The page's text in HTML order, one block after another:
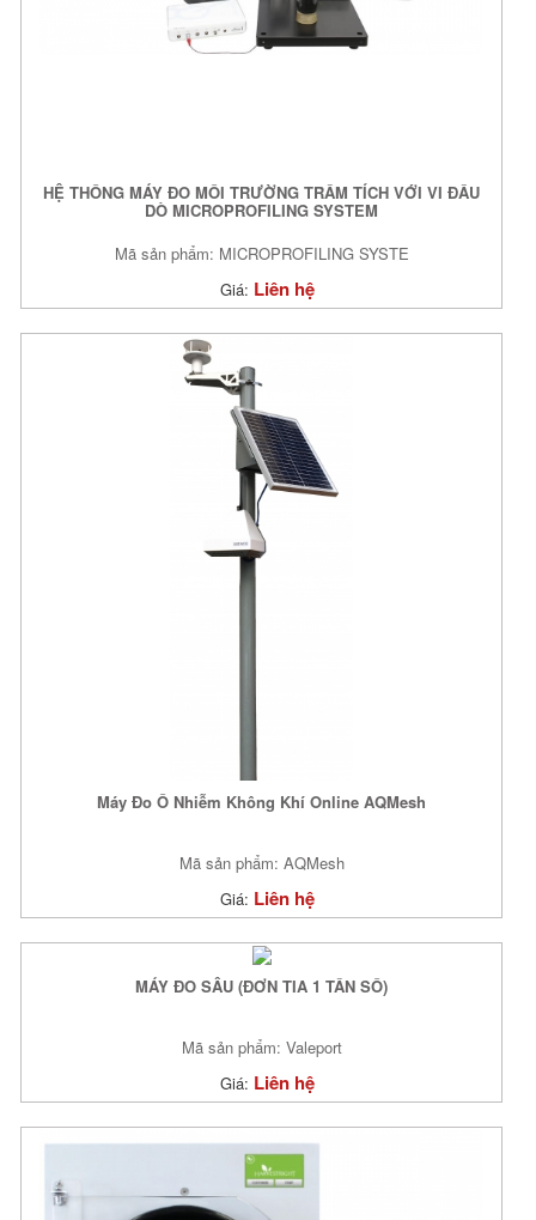
HỆ THỐNG MÁY ĐO MÔI TRƯỜNG TRẦM TÍCH VỚI VI ĐẦU
DÒ MICROPROFILING SYSTEM
Mã sản phẩm: MICROPROFILING SYSTE
Giá: Liên hệ
Máy Đo Ô Nhiễm Không Khí Online AQMesh
Mã sản phẩm: AQMesh
Giá: Liên hệ
MÁY ĐO SÂU (ĐƠN TIA 1 TẦN SỐ)
Mã sản phẩm: Valeport
Giá: Liên hệ